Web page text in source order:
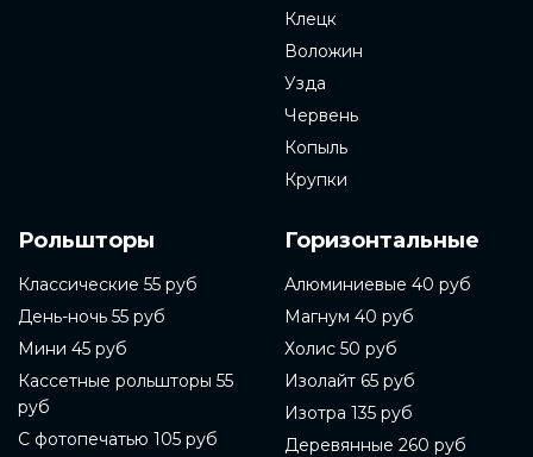
Клецк
Воложин
Узда
Червень
Копыль
Крупки
Рольшторы
Классические 55 руб
День-ночь 55 руб
Мини 45 руб
Кассетные рольшторы 55
руб
С фотопечатью 105 руб
Горизонтальные
Алюминиевые 40 руб
Магнум 40 руб
Холис 50 руб
Изолайт 65 руб
Изотра 135 руб
Деревянные 260 руб